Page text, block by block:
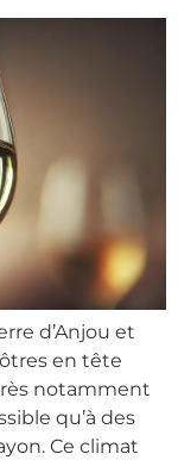
d’Anjou et
en tête
notamment
qu’à des
Ce climat